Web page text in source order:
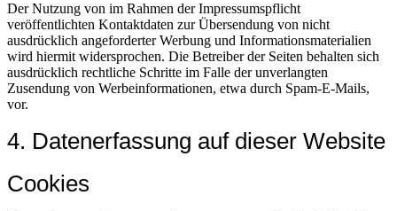
Der Nutzung von im Rahmen der Impressumspflicht
veröffentlichten Kontaktdaten zur Übersendung von nicht
ausdrücklich angeforderter Werbung und Informationsmaterialien
wird hiermit widersprochen. Die Betreiber der Seiten behalten sich
ausdrücklich rechtliche Schritte im Falle der unverlangten
Zusendung von Werbeinformationen, etwa durch Spam-E-Mails,
vor.
4. Datenerfassung auf dieser Website
Cookies